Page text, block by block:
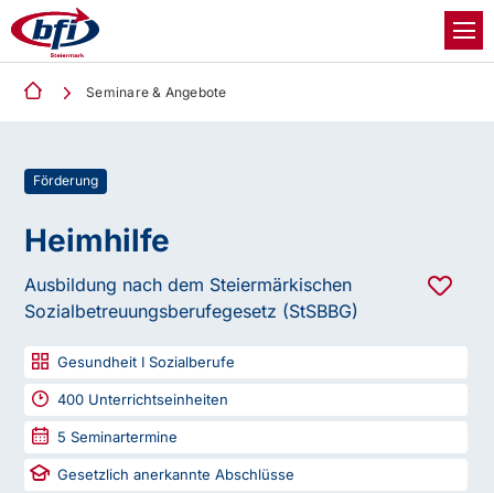
Seminare & Angebote
Förderung
Heimhilfe
Ausbildung nach dem Steiermärkischen
Sozialbetreuungsberufegesetz (StSBBG)
Gesundheit I Sozialberufe
400 Unterrichtseinheiten
5 Seminartermine
Gesetzlich anerkannte Abschlüsse